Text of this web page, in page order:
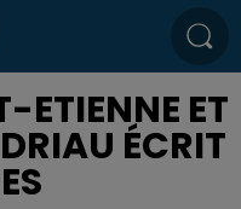
ETIENNE ET
ÉCRIT